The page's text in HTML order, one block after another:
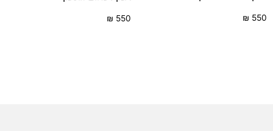
₪ 550
₪ 550